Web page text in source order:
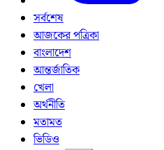
সর্বশেষ
আজকের পত্রিকা
বাংলাদেশ
আন্তর্জাতিক
খেলা
অর্থনীতি
মতামত
ভিডিও